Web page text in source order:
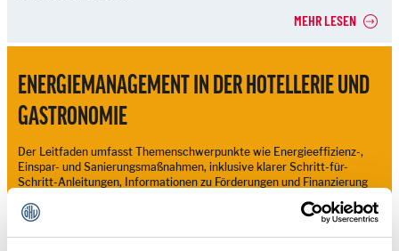
MEHR LESEN
ENERGIEMANAGEMENT IN DER HOTELLERIE UND
GASTRONOMIE
Der Leitfaden umfasst Themenschwerpunkte wie Energieeffizienz-,
Einspar- und Sanierungsmaßnahmen, inklusive klarer Schritt-für-
Schritt-Anleitungen, Informationen zu Förderungen und Finanzierung